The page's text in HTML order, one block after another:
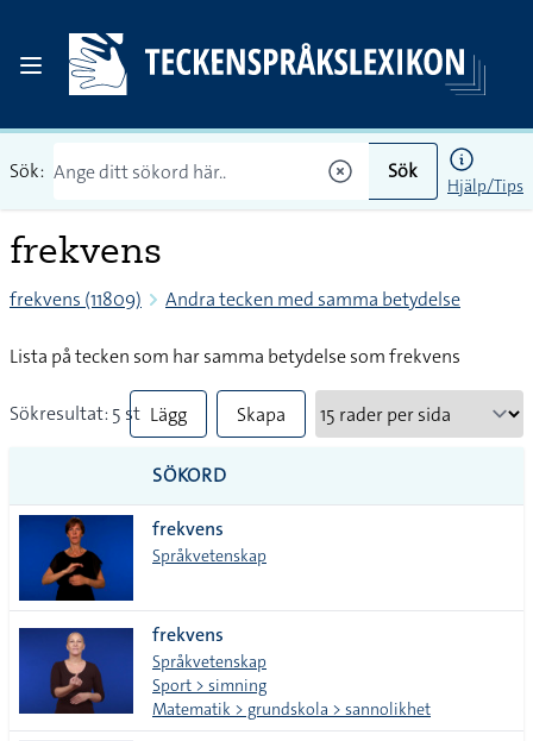
Sök: Sök
Hjälp/Tips
frekvens
frekvens (11809) Andra tecken med samma betydelse
Lista på tecken som har samma betydelse som frekvens
Sökresultat: 5 st Lägg
till
alla i
lista
Skapa
SÖKORD
frekvens
Språkvetenskap
frekvens
Språkvetenskap
Sport > simning
Matematik > grundskola > sannolikhet